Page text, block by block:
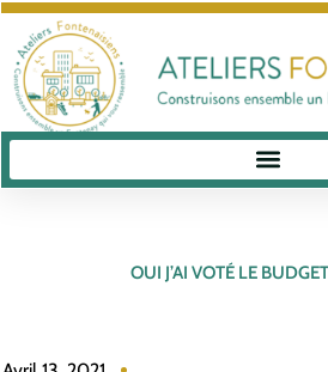
OUI J’AI VOTÉ LE